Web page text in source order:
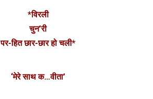
*विरली
चुन’री
पर-हित छार-छार हो चली*
‘मेरे साथ क…वीता’